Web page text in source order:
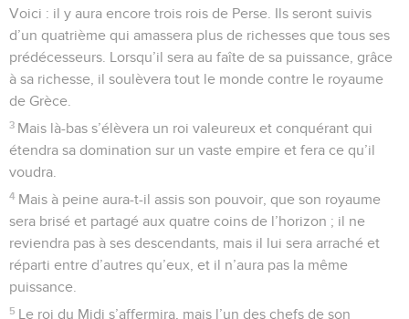
Voici : il y aura encore trois rois de Perse. Ils seront suivis
d’un quatrième qui amassera plus de richesses que tous ses
prédécesseurs. Lorsqu’il sera au faîte de sa puissance, grâce
à sa richesse, il soulèvera tout le monde contre le royaume
de Grèce.
3 Mais là-bas s’élèvera un roi valeureux et conquérant qui
étendra sa domination sur un vaste empire et fera ce qu’il
voudra.
4 Mais à peine aura-t-il assis son pouvoir, que son royaume
sera brisé et partagé aux quatre coins de l’horizon ; il ne
reviendra pas à ses descendants, mais il lui sera arraché et
réparti entre d’autres qu’eux, et il n’aura pas la même
puissance.
5 Le roi du Midi s’affermira, mais l’un des chefs de son